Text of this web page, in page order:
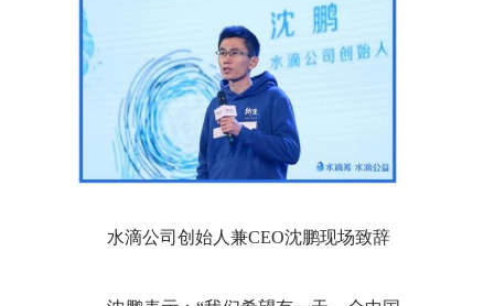
水滴公司创始人兼CEO沈鹏现场致辞